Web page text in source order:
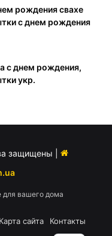
рождения свахе
с днем рождения
с днем рождения,
укр.
защищены |
для вашего дома
Карта сайта Контакты